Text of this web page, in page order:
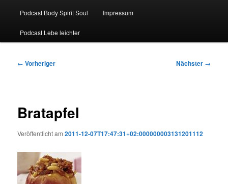
Podcast Body Spirit Soul Impressum
Podcast Lebe leichter
Beitragsnavigation
← Vorheriger Nächster →
Bratapfel
Veröffentlicht am2011-12-07T17:47:31+02:000000003131201112